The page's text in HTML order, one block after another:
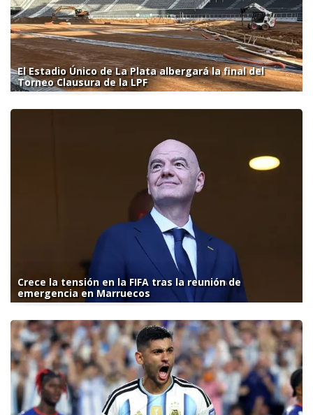
El Estadio Único de La Plata albergará la final del
Torneo Clausura de la LPF
Crece la tensión en la FIFA tras la reunión de
emergencia en Marruecos